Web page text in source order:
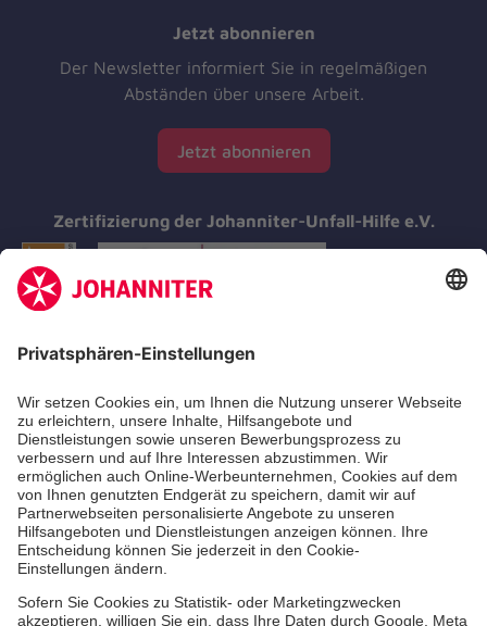
Jetzt abonnieren
Der Newsletter informiert Sie in regelmäßigen
Abständen über unsere Arbeit.
Jetzt abonnieren
Zertifizierung der Johanniter-Unfall-Hilfe e.V.
Aus- & Fortbildungen
Erste-Hilfe-Kurse
Jobs & Ehrenamt
Freiwilligendienst
Spendenprojekte